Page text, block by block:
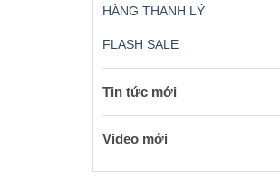
HÀNG THANH LÝ
FLASH SALE
Tin tức mới
Video mới